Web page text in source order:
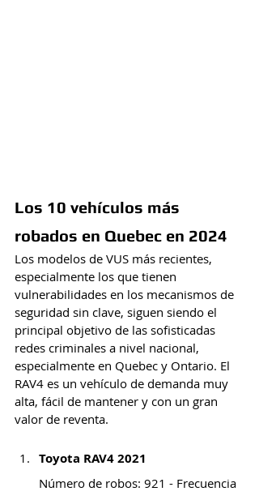
Los 10 vehículos más
robados en Quebec en 2024
Los modelos de VUS más recientes,
especialmente los que tienen
vulnerabilidades en los mecanismos de
seguridad sin clave, siguen siendo el
principal objetivo de las sofisticadas
redes criminales a nivel nacional,
especialmente en Quebec y Ontario. El
RAV4 es un vehículo de demanda muy
alta, fácil de mantener y con un gran
valor de reventa.
Toyota RAV4 2021
Número de robos: 921 - Frecuencia